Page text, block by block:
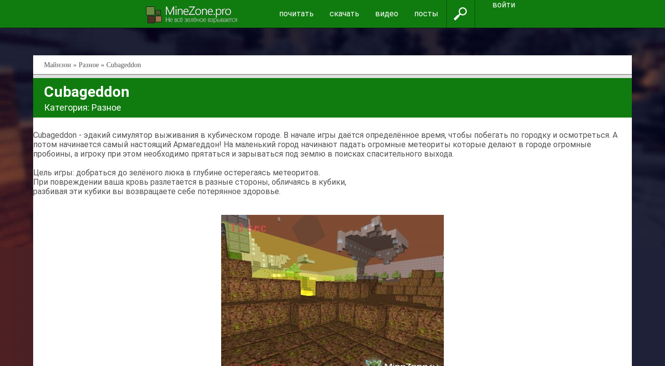
войти
почитать
скачать видео посты
Майнзон »Разное » Cubageddon
Cubageddon
Категория: Разное
Cubageddon - эдакий симулятор выживания в кубическом городе. В начале игры даётся определённое время, чтобы побегать по городку и осмотреться. А
потом начинается самый настоящий Армагеддон! На маленький город начинают падать огромные метеориты которые делают в городе огромные
пробоины, а игроку при этом необходимо прятаться и зарываться под землю в поисках спасительного выхода.
Цель игры: добраться до зелёного люка в глубине остерегаясь метеоритов.
При повреждении ваша кровь разлетается в разные стороны, обличаясь в кубики,
разбивая эти кубики вы возвращаете себе потерянное здоровье.